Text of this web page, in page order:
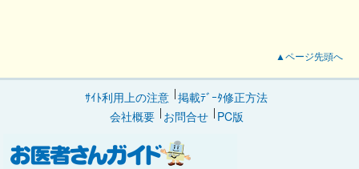
▲ページ先頭へ
ｻｲﾄ利用上の注意 掲載ﾃﾞｰﾀ修正方法
会社概要
お問合せ PC版